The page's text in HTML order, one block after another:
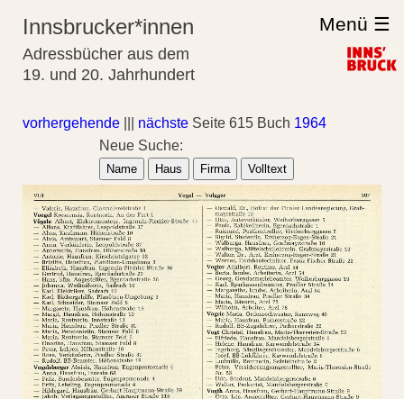
Innsbrucker*innen
Adressbücher aus dem
19. und 20. Jahrhundert
Menü ☰
vorhergehende nächste Seite 615 Buch 1964
Neue Suche:
Name Haus Firma Volltext